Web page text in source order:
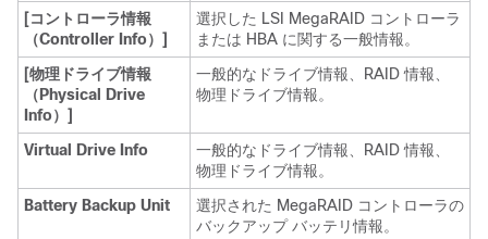
[コントローラ情報
（Controller Info）]
選択した LSI MegaRAID コントローラ
または HBA に関する一般情報。
[物理ドライブ情報
（Physical Drive
Info）]
一般的なドライブ情報、RAID 情報、
物理ドライブ情報。
Virtual Drive Info
一般的なドライブ情報、RAID 情報、
物理ドライブ情報。
Battery Backup Unit
選択された MegaRAID コントローラの
バックアップ バッテリ情報。